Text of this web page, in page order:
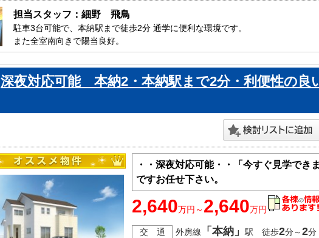
担当スタッフ：細野　飛鳥
駐車3台可能で、本納駅まで徒歩2分 通学に便利な環境です。
また全室南向きで陽当良好。
スッキリ片付くパントリー、玄関ホール収納も付いています。
是非、茂原市で新築一戸建をお探しの方はお気軽にお問い合わせ下さい。
お待ちしております。
深夜対応可能 本納2・本納駅まで2分・利便性の良
・・深夜対応可能・・「今すぐ見学で
ですお任せ下さい。
2,640万円～ 2,640万円
交 通 外房線 「本納」 駅 徒歩2分～2分